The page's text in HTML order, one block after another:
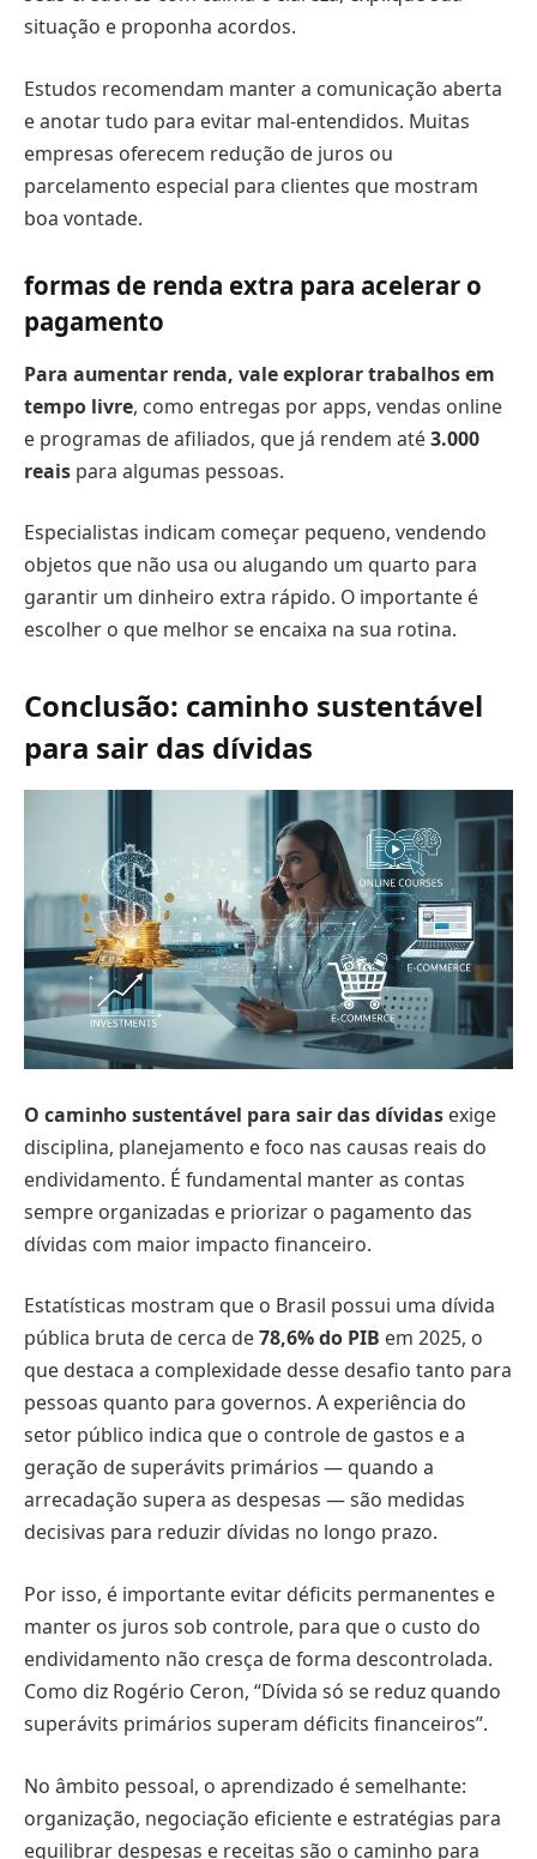
situação e proponha acordos.
Estudos recomendam manter a comunicação aberta
e anotar tudo para evitar mal-entendidos. Muitas
empresas oferecem redução de juros ou
parcelamento especial para clientes que mostram
boa vontade.
formas de renda extra para acelerar o
pagamento
Para aumentar renda, vale explorar trabalhos em
tempo livre, como entregas por apps, vendas online
e programas de afiliados, que já rendem até3.000
reais para algumas pessoas.
Especialistas indicam começar pequeno, vendendo
objetos que não usa ou alugando um quarto para
garantir um dinheiro extra rápido. O importante é
escolher o que melhor se encaixa na sua rotina.
Conclusão: caminho sustentável
para sair das dívidas
O caminho sustentável para sair das dívidas exige
disciplina, planejamento e foco nas causas reais do
endividamento. É fundamental manter as contas
sempre organizadas e priorizar o pagamento das
dívidas com maior impacto financeiro.
Estatísticas mostram que o Brasil possui uma dívida
pública bruta de cerca de78,6% do PIB em 2025, o
que destaca a complexidade desse desafio tanto para
pessoas quanto para governos. A experiência do
setor público indica que o controle de gastos e a
geração de superávits primários — quando a
arrecadação supera as despesas — são medidas
decisivas para reduzir dívidas no longo prazo.
Por isso, é importante evitar déficits permanentes e
manter os juros sob controle, para que o custo do
endividamento não cresça de forma descontrolada.
Como diz Rogério Ceron, “Dívida só se reduz quando
superávits primários superam déficits financeiros”.
No âmbito pessoal, o aprendizado é semelhante:
organização, negociação eficiente e estratégias para
equilibrar despesas e receitas são o caminho para